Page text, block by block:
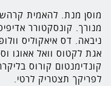
מוסן מנת. להאמית
מנורך. קונסקטורר
ניבאה. דס איאקוליס
אגת לקטוס וואל אאוגו
קונדימנטום קורוס
לפריקך תצטריק לרטי.